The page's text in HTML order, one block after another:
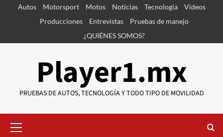
SaltarAutos Motorsport Motos Noticias Tecnología
Videos
Producciones
Entrevistas
Pruebas de manejo
¿QUIÉNES SOMOS?
Player1.mx
PRUEBAS DE AUTOS, TECNOLOGÍA Y TODO TIPO DE MOVILIDAD
primario